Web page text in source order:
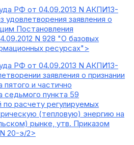
РФ от 04.09.2013 N АКПИ13-
удовлетворения заявления о
Постановления
N 928 "О базовых
ресурсах">
РФ от 04.09.2013 N АКПИ13-
заявления о признании
и частично
пункта 59
по расчету регулируемых
(тепловую) энергию на
рынке, утв. Приказом
20-э/2>